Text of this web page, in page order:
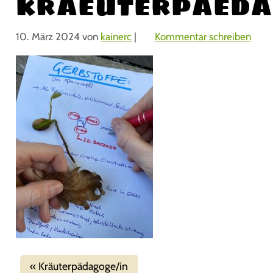
10. März 2024 von kainerc | Kommentar schreiben
Kräuterpädagoge/in